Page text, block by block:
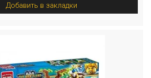
Добавить в закладки